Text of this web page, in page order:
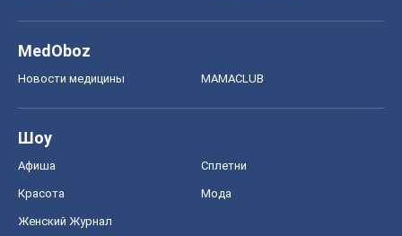
MedOboz
Новости медицины MAMACLUB
Шоу
Афиша Сплетни
Красота Мода
Женский Журнал